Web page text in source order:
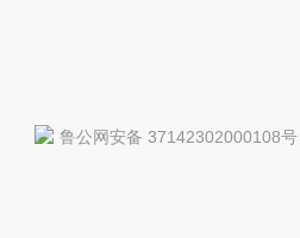
鲁公网安备 37142302000108号